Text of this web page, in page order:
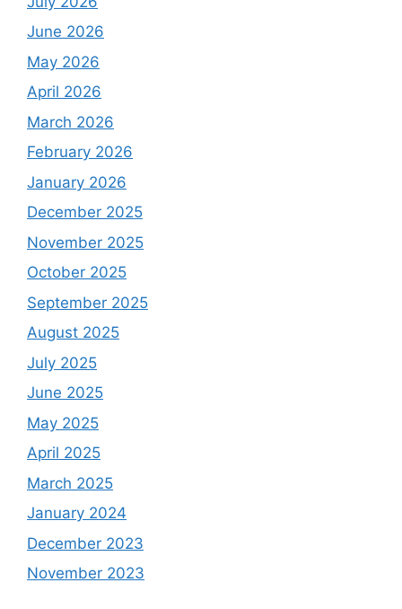
June 2026
May 2026
April 2026
March 2026
February 2026
January 2026
December 2025
November 2025
October 2025
September 2025
August 2025
July 2025
June 2025
May 2025
April 2025
March 2025
January 2024
December 2023
November 2023